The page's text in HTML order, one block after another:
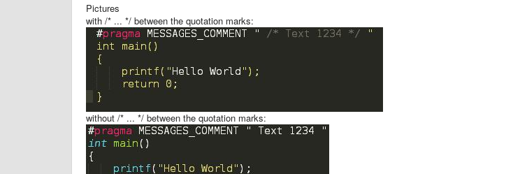
Pictures
with /* ... */ between the quotation marks:
without /* ... */ between the quotation marks: